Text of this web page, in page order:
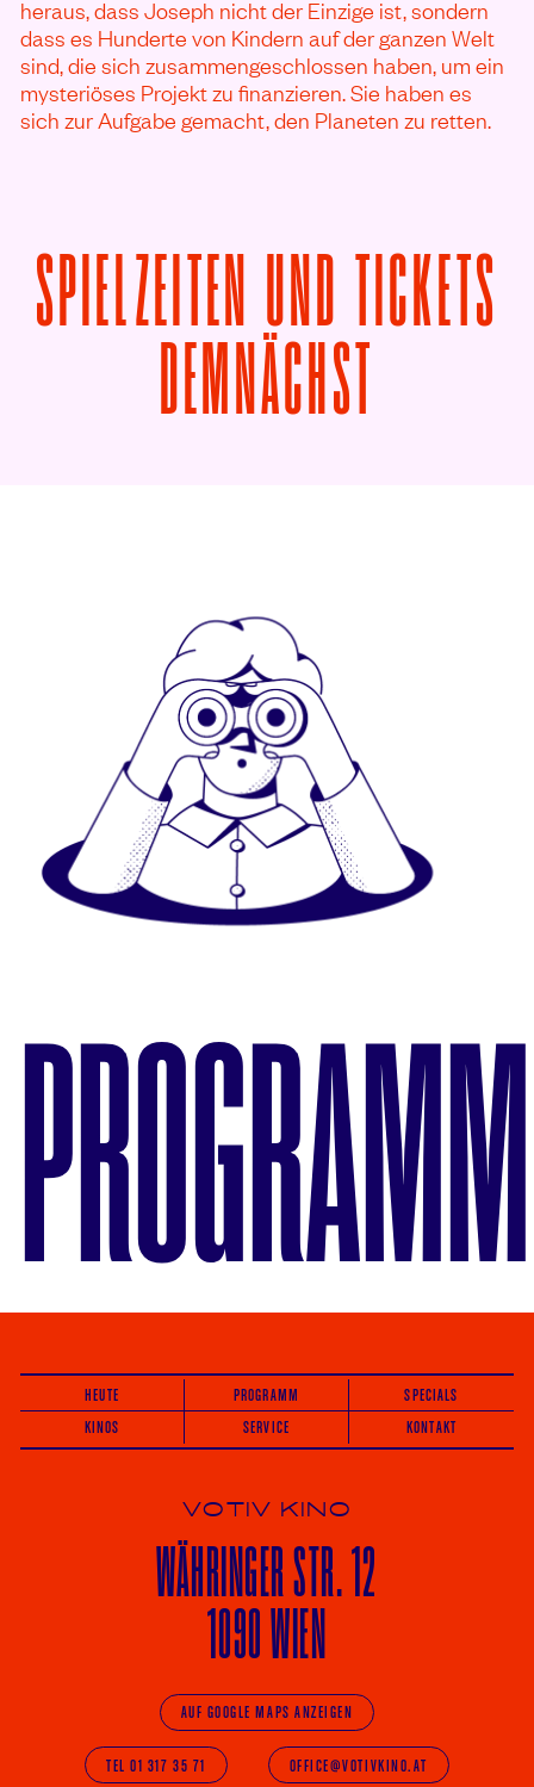
heraus, dass Joseph nicht der Einzige ist, sondern
dass es Hunderte von Kindern auf der ganzen Welt
sind, die sich zusammengeschlossen haben, um ein
mysteriöses Projekt zu finanzieren. Sie haben es
sich zur Aufgabe gemacht, den Planeten zu retten.
SPIELZEITEN UND TICKETS
DEMNÄCHST
PROGRAMM
HEUTE PROGRAMM
SPECIALS
KINOS
SERVICE KONTAKT
VOTIV KINO
WÄHRINGERSTR. 12
1090 WIEN
AUF GOOGLE MAPS ANZEIGEN
TEL 01 317 35 71 OFFICE@VOTIVKINO.AT